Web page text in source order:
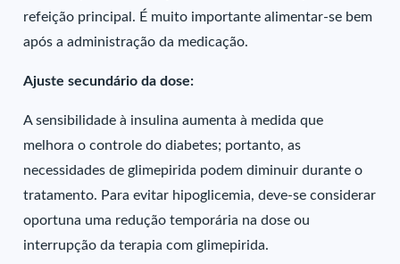
refeição principal. É muito importante alimentar-se bem
após a administração da medicação.
Ajuste secundário da dose:
A sensibilidade à insulina aumenta à medida que
melhora o controle do diabetes; portanto, as
necessidades de glimepirida podem diminuir durante o
tratamento. Para evitar hipoglicemia, deve-se considerar
oportuna uma redução temporária na dose ou
interrupção da terapia com glimepirida.